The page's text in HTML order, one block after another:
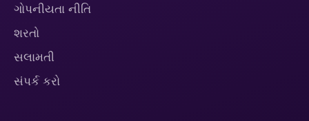
ગોપનીયતા નીતિ
શરતો
સલામતી
સંપર્ક કરો